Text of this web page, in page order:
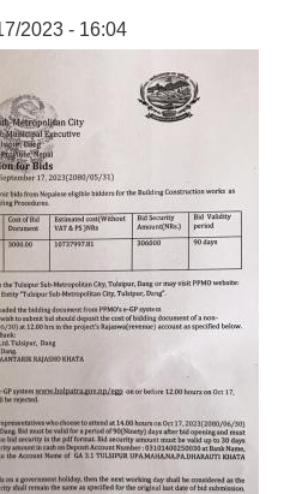
2023 - 16:04